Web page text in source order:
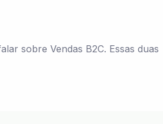
sobre Vendas B2C. Essas duas